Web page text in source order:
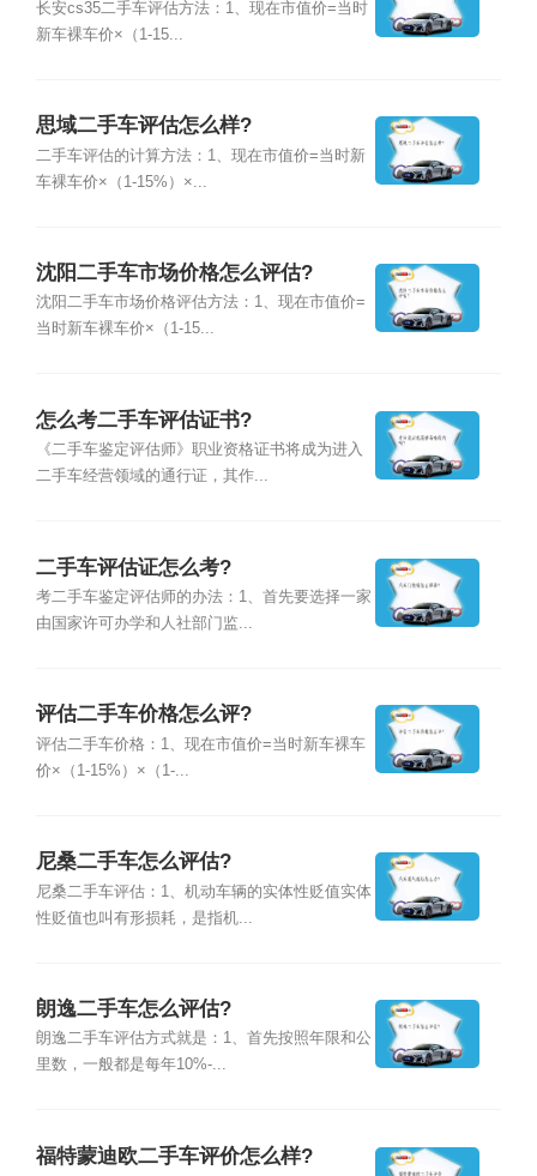
长安cs35二手车评估方法：1、现在市值价=当时
新车裸车价×（1-15...
思域二手车评估怎么样?
二手车评估的计算方法：1、现在市值价=当时新
车裸车价×（1-15%）×...
沈阳二手车市场价格怎么评估?
沈阳二手车市场价格评估方法：1、现在市值价=
当时新车裸车价×（1-15...
怎么考二手车评估证书?
《二手车鉴定评估师》职业资格证书将成为进入
二手车经营领域的通行证，其作...
二手车评估证怎么考?
考二手车鉴定评估师的办法：1、首先要选择一家
由国家许可办学和人社部门监...
评估二手车价格怎么评?
评估二手车价格：1、现在市值价=当时新车裸车
价×（1-15%）×（1-...
尼桑二手车怎么评估?
尼桑二手车评估：1、机动车辆的实体性贬值实体
性贬值也叫有形损耗，是指机...
朗逸二手车怎么评估?
朗逸二手车评估方式就是：1、首先按照年限和公
里数，一般都是每年10%-...
福特蒙迪欧二手车评价怎么样?